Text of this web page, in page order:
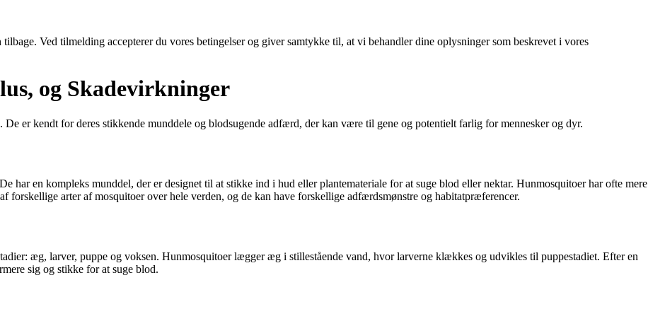
Ved tilmelding accepterer du vores betingelser og giver samtykke til, at vi behandler dine oplysninger som beskrevet i vores
og Skadevirkninger
er kendt for deres stikkende munddele og blodsugende adfærd, der kan være til gene og potentielt farlig for mennesker og dyr.
har en kompleks munddel, der er designet til at stikke ind i hud eller plantemateriale for at suge blod eller nektar. Hunmosquitoer har ofte mere
forskellige arter af mosquitoer over hele verden, og de kan have forskellige adfærdsmønstre og habitatpræferencer.
æg, larver, puppe og voksen. Hunmosquitoer lægger æg i stillestående vand, hvor larverne klækkes og udvikles til puppestadiet. Efter en
sig og stikke for at suge blod.